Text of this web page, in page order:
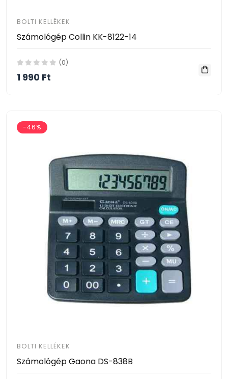
BOLTI KELLÉKEK
Számológép Collin KK-8122-14
(0)
1 990 Ft
-46%
BOLTI KELLÉKEK
Számológép Gaona DS-838B